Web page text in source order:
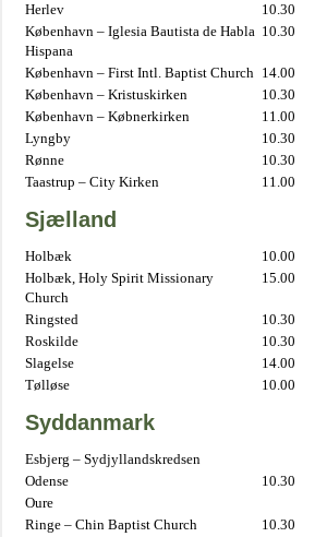
Herlev
10.30
København – Iglesia Bautista de Habla
Hispana
10.30
København – First Intl. Baptist Church 14.00
København – Kristuskirken
10.30
København – Købnerkirken
11.00
Lyngby
10.30
Rønne
10.30
Taastrup – City Kirken
11.00
Sjælland
Holbæk 10.00
Holbæk, Holy Spirit Missionary
Church
15.00
Ringsted 10.30
Roskilde
10.30
Slagelse
14.00
Tølløse
10.00
Syddanmark
Esbjerg – Sydjyllandskredsen
Odense
10.30
Oure
Ringe – Chin Baptist Church
10.30